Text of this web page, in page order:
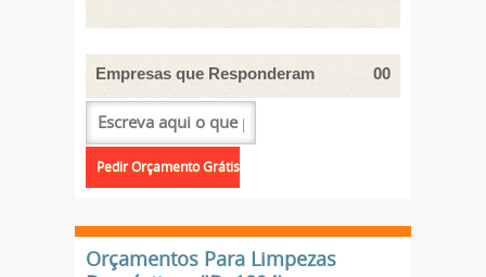
Empresas que Responderam 00
Orçamentos Para Limpezas